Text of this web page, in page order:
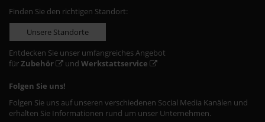
Finden Sie den richtigen Standort:
Unsere Standorte
Entdecken Sie unser umfangreiches Angebot
fürZubehör und Werkstattservice
Folgen Sie uns!
Folgen Sie uns auf unseren verschiedenen Social Media Kanälen und
erhalten Sie Informationen rund um unser Unternehmen.